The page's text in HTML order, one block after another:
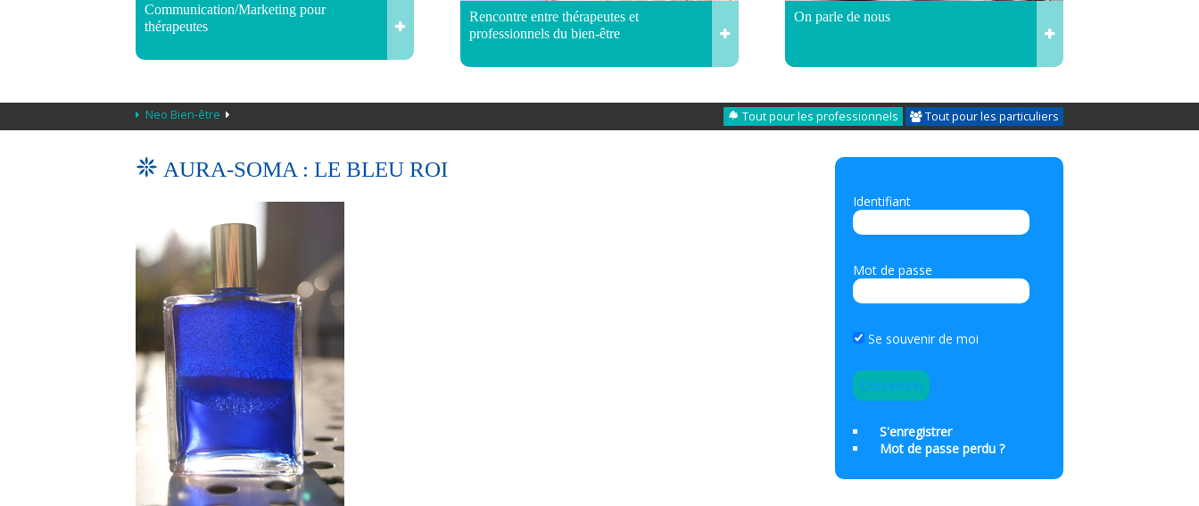
Communication/Marketing pour
thérapeutes
Rencontre entre thérapeutes et
professionnels du bien-être
On parle de nous
Neo Bien-être Tout pour les professionnels Tout pour les particuliers
AURA-SOMA : LE BLEU ROI
Identifiant
Mot de passe
Se souvenir de moi
S'enregistrer
Mot de passe perdu ?